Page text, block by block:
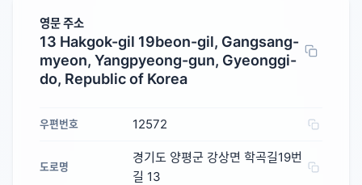
영문 주소
13 Hakgok-gil 19beon-gil, Gangsang-
myeon, Yangpyeong-gun, Gyeonggi-
do, Republic of Korea
우편번호 12572
도로명
경기도 양평군 강상면 학곡길19번
길 13